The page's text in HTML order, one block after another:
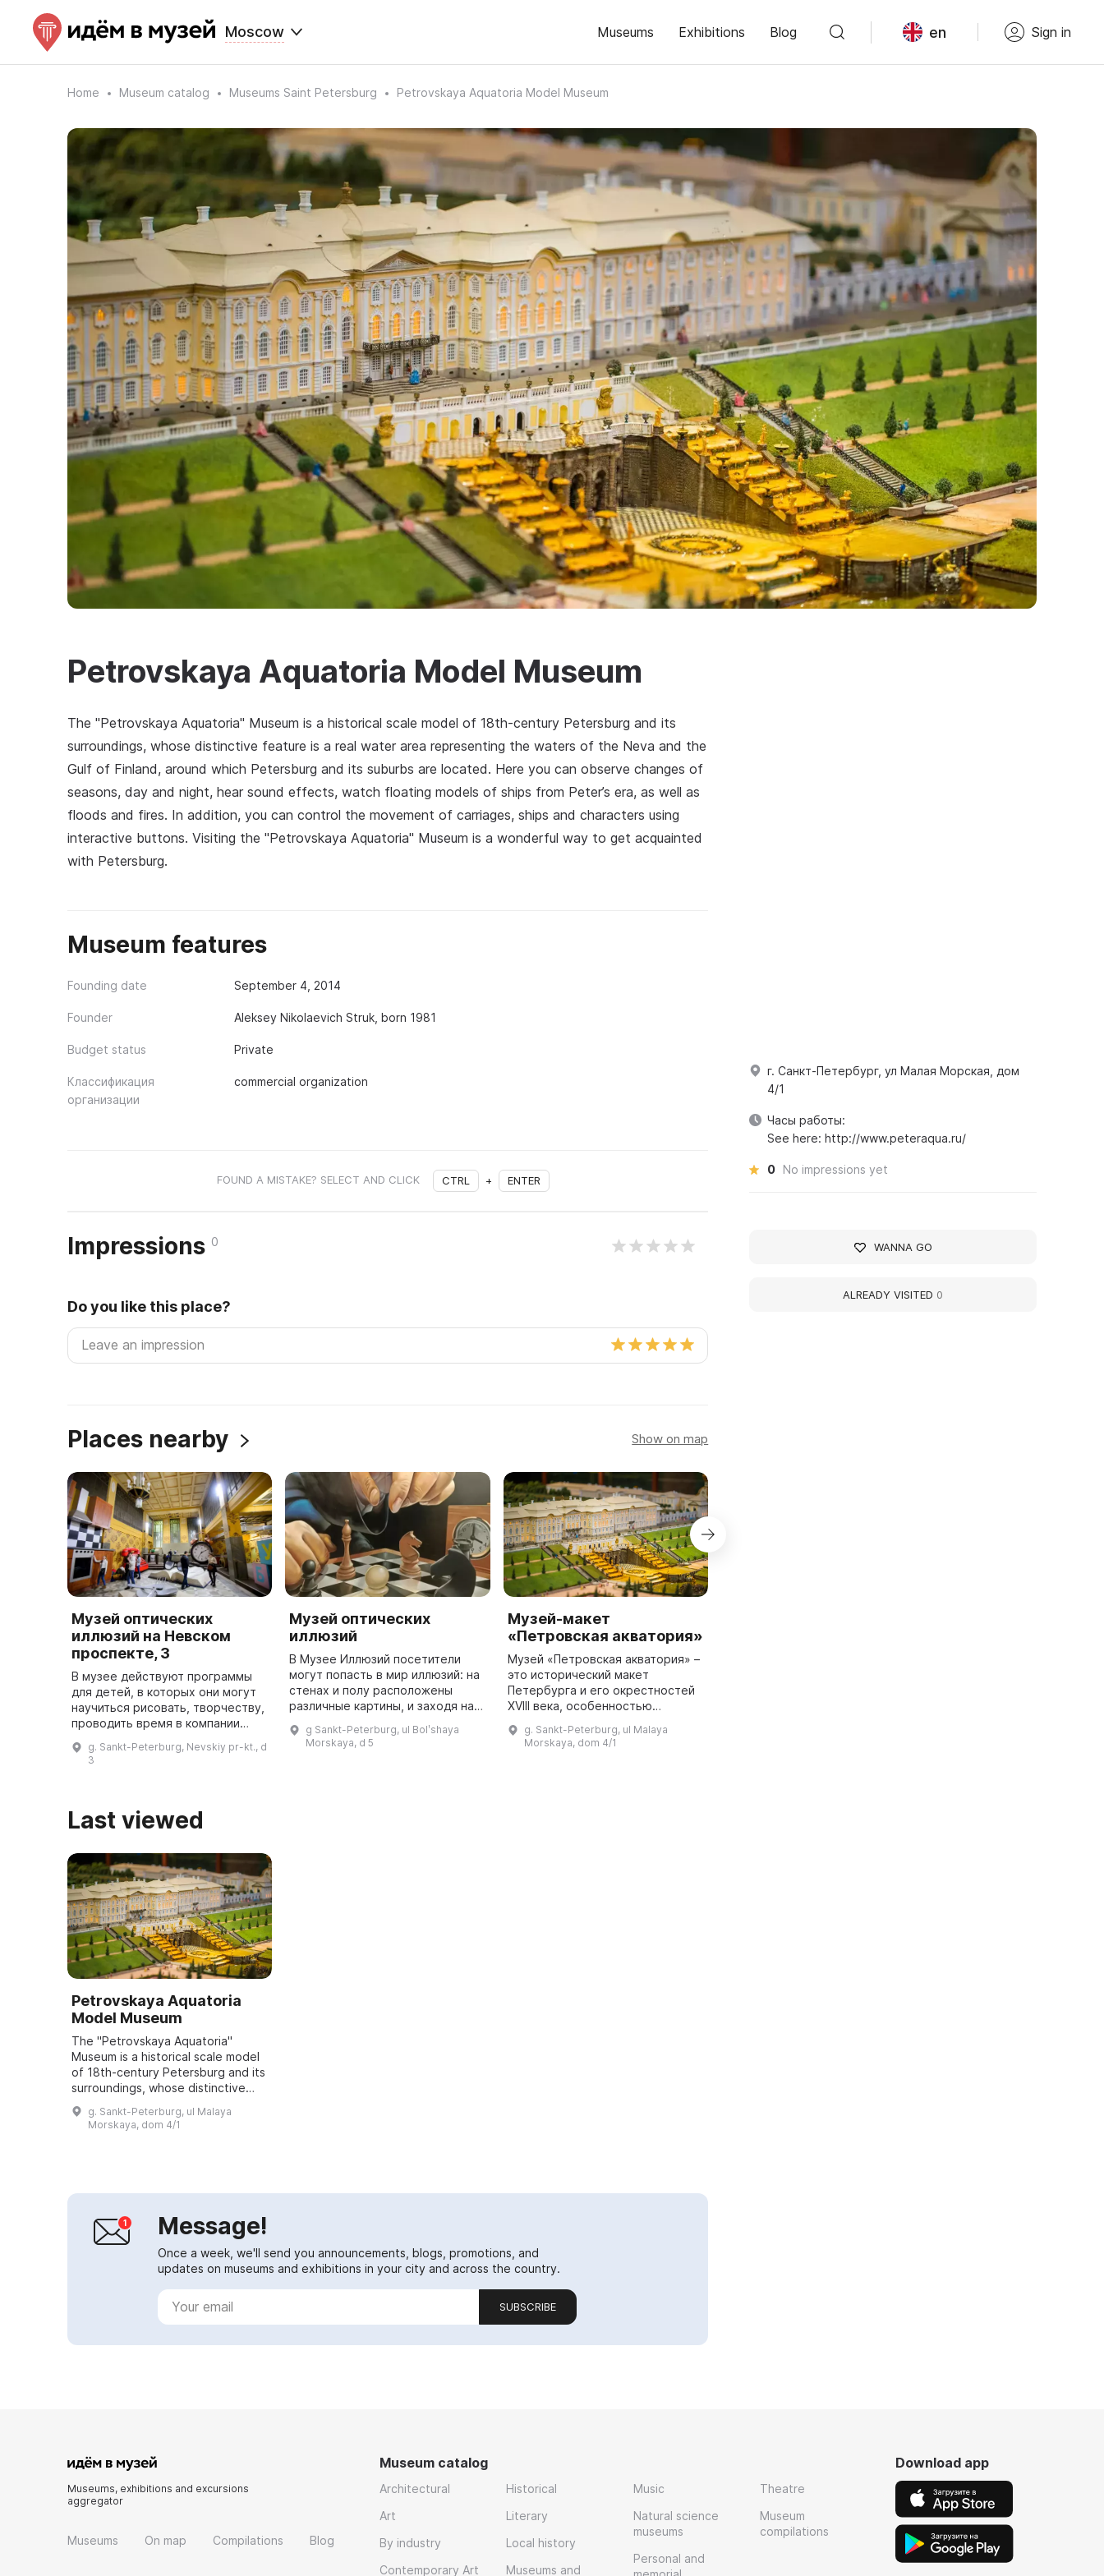
Moscow Museums Exhibitions Blog en Sign in
Home Museum catalog Museums Saint Petersburg Petrovskaya Aquatoria Model Museum
Petrovskaya Aquatoria Model Museum
The "Petrovskaya Aquatoria" Museum is a historical scale model of 18th-century Petersburg and its
surroundings, whose distinctive feature is a real water area representing the waters of the Neva and the
Gulf of Finland, around which Petersburg and its suburbs are located. Here you can observe changes of
seasons, day and night, hear sound effects, watch floating models of ships from Peter’s era, as well as
floods and fires. In addition, you can control the movement of carriages, ships and characters using
interactive buttons. Visiting the "Petrovskaya Aquatoria" Museum is a wonderful way to get acquainted
with Petersburg.
Museum features
Founding date September 4, 2014
Founder Aleksey Nikolaevich Struk, born 1981
Budget status Private
Классификация
организации
commercial organization
FOUND A MISTAKE? SELECT AND CLICK CTRL + ENTER
Impressions 0
Do you like this place?
Places nearby Show on map
Музей оптических
иллюзий на Невском
проспекте, 3
В музее действуют программы
для детей, в которых они могут
научиться рисовать, творчеству,
проводить время в компании
посмотреть много интересного.
g. Sankt-Peterburg, Nevskiy pr-kt., d
3
Музей оптических
иллюзий
В Музее Иллюзий посетители
могут попасть в мир иллюзий: на
стенах и полу расположены
различные картины, и заходя на
сделать фотографию, на которой
g Sankt-Peterburg, ul Bolʹshaya
Morskaya, d 5
Музей-макет
«Петровская акватория»
Музей «Петровская акватория» –
это исторический макет
Петербурга и его окрестностей
XVIII века, особенностью
водное пространство,
представляющее собой
g. Sankt-Peterburg, ul Malaya
Morskaya, dom 4/1
Last viewed
Petrovskaya Aquatoria
Model Museum
The "Petrovskaya Aquatoria"
Museum is a historical scale model
of 18th-century Petersburg and its
surroundings, whose distinctive
feature is a real water area
representing the waters of the
Neva and t...
g. Sankt-Peterburg, ul Malaya
Morskaya, dom 4/1
Message!
Once a week, we'll send you announcements, blogs, promotions, and
updates on museums and exhibitions in your city and across the country.
SUBSCRIBE
г. Санкт-Петербург, ул Малая Морская, дом
4/1
Часы работы:
See here: http://www.peteraqua.ru/
0 No impressions yet
WANNA GO
ALREADY VISITED 0
Museums, exhibitions and excursions
aggregator
Museums On map Compilations Blog
Museum catalog
Architectural
Art
By industry
Contemporary Art
Historical
Literary
Local history
Museums and
Music
Natural science
museums
Personal and
Theatre
Museum
compilations
Download app